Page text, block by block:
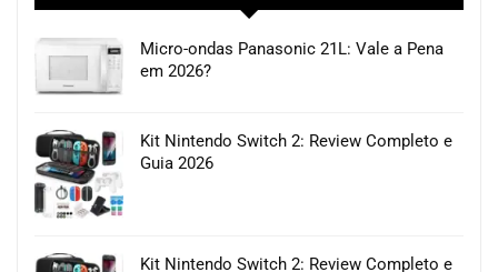
Micro-ondas Panasonic 21L: Vale a Pena
em 2026?
Kit Nintendo Switch 2: Review Completo e
Guia 2026
Kit Nintendo Switch 2: Review Completo e